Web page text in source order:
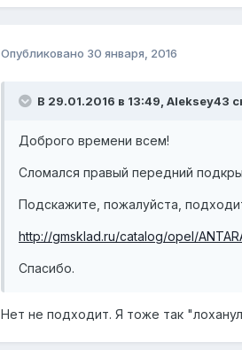
Опубликовано 30 января, 2016
В 29.01.2016 в 13:49, Aleksey43
Доброго времени всем!
Сломался правый передний
Подскажите, пожалуйста,
http://gmsklad.ru/catalog/opel/
Спасибо.
Нет не подходит. Я тоже так